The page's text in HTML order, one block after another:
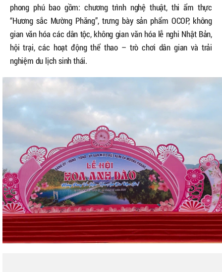
phong phú bao gồm: chương trình nghệ thuật, thi ẩm thực
“Hương sắc Mường Phăng”, trưng bày sản phẩm OCOP, không
gian văn hóa các dân tộc, không gian văn hóa lễ nghi Nhật Bản,
hội trại, các hoạt động thể thao – trò chơi dân gian và trải
nghiệm du lịch sinh thái.